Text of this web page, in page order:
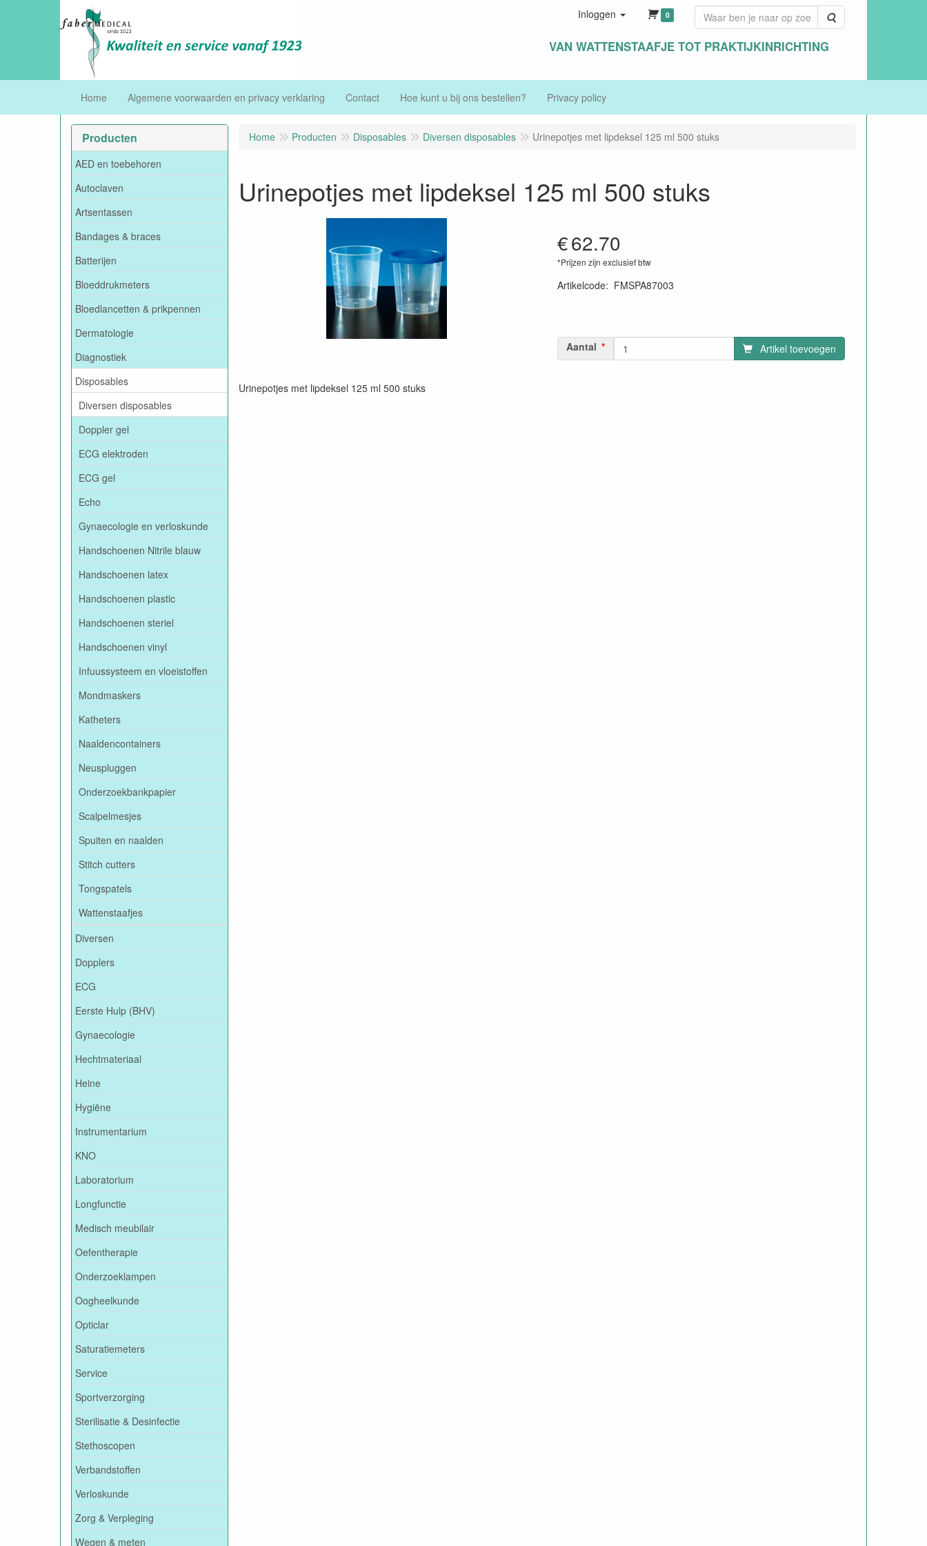
VAN WATTENSTAAFJE TOT PRAKTIJKINRICHTING
Inloggen 0 Zoeken
Home Algemene voorwaarden en privacy verklaring Contact Hoe kunt u bij ons bestellen? Privacy policy
Producten
AED en toebehoren
Autoclaven
Artsentassen
Bandages & braces
Batterijen
Bloeddrukmeters
Bloedlancetten & prikpennen
Dermatologie
Diagnostiek
Disposables
Diversen disposables
Doppler gel
ECG elektroden
ECG gel
Echo
Gynaecologie en verloskunde
Handschoenen Nitrile blauw
Handschoenen latex
Handschoenen plastic
Handschoenen steriel
Handschoenen vinyl
Infuussysteem en vloeistoffen
Mondmaskers
Katheters
Naaldencontainers
Neuspluggen
Onderzoekbankpapier
Scalpelmesjes
Spuiten en naalden
Stitch cutters
Tongspatels
Wattenstaafjes
Diversen
Dopplers
ECG
Eerste Hulp (BHV)
Gynaecologie
Hechtmateriaal
Heine
Hygiëne
Instrumentarium
KNO
Laboratorium
Longfunctie
Medisch meubilair
Oefentherapie
Onderzoeklampen
Oogheelkunde
Opticlar
Saturatiemeters
Service
Sportverzorging
Sterilisatie & Desinfectie
Stethoscopen
Verbandstoffen
Verloskunde
Zorg & Verpleging
Wegen & meten
Home Producten Disposables Diversen disposables Urinepotjes met lipdeksel 125 ml 500 stuks
Urinepotjes met lipdeksel 125 ml 500 stuks
€62.70
*Prijzen zijn exclusief btw
Artikelcode: FMSPA87003
Aantal Artikel toevoegen
Urinepotjes met lipdeksel 125 ml 500 stuks